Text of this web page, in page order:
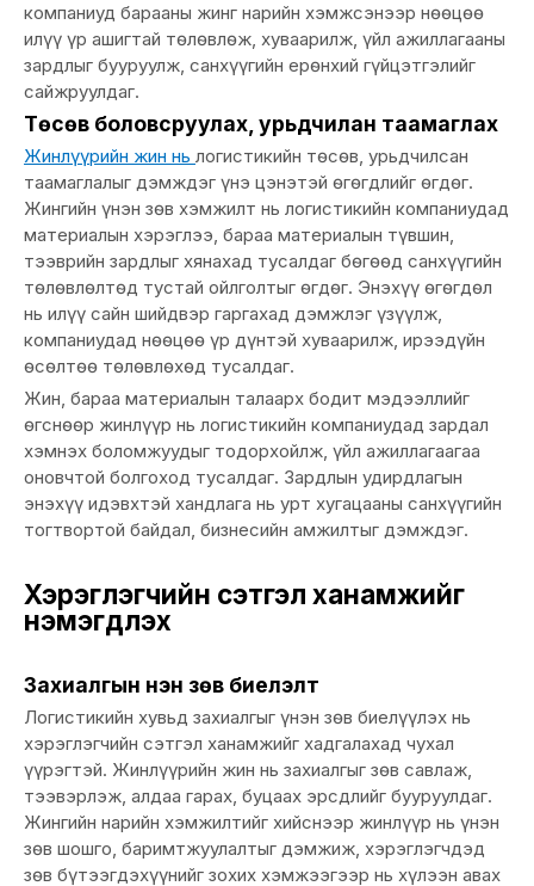
компаниуд барааны жинг нарийн хэмжсэнээр нөөцөө
илүү үр ашигтай төлөвлөж, хуваарилж, үйл ажиллагааны
зардлыг бууруулж, санхүүгийн ерөнхий гүйцэтгэлийг
сайжруулдаг.
Төсөв боловсруулах, урьдчилан таамаглах
Жинлүүрийн жин нь логистикийн төсөв, урьдчилсан
таамаглалыг дэмждэг үнэ цэнэтэй өгөгдлийг өгдөг.
Жингийн үнэн зөв хэмжилт нь логистикийн компаниудад
материалын хэрэглээ, бараа материалын түвшин,
тээврийн зардлыг хянахад тусалдаг бөгөөд санхүүгийн
төлөвлөлтөд тустай ойлголтыг өгдөг. Энэхүү өгөгдөл
нь илүү сайн шийдвэр гаргахад дэмжлэг үзүүлж,
компаниудад нөөцөө үр дүнтэй хуваарилж, ирээдүйн
өсөлтөө төлөвлөхөд тусалдаг.
Жин, бараа материалын талаарх бодит мэдээллийг
өгснөөр жинлүүр нь логистикийн компаниудад зардал
хэмнэх боломжуудыг тодорхойлж, үйл ажиллагаагаа
оновчтой болгоход тусалдаг. Зардлын удирдлагын
энэхүү идэвхтэй хандлага нь урт хугацааны санхүүгийн
тогтвортой байдал, бизнесийн амжилтыг дэмждэг.
Хэрэглэгчийн сэтгэл ханамжийг
нэмэгдүүлэх
Захиалгын үнэн зөв биелэлт
Логистикийн хувьд захиалгыг үнэн зөв биелүүлэх нь
хэрэглэгчийн сэтгэл ханамжийг хадгалахад чухал
үүрэгтэй. Жинлүүрийн жин нь захиалгыг зөв савлаж,
тээвэрлэж, алдаа гарах, буцаах эрсдлийг бууруулдаг.
Жингийн нарийн хэмжилтийг хийснээр жинлүүр нь үнэн
зөв шошго, баримтжуулалтыг дэмжиж, хэрэглэгчдэд
зөв бүтээгдэхүүнийг зохих хэмжээгээр нь хүлээн авах